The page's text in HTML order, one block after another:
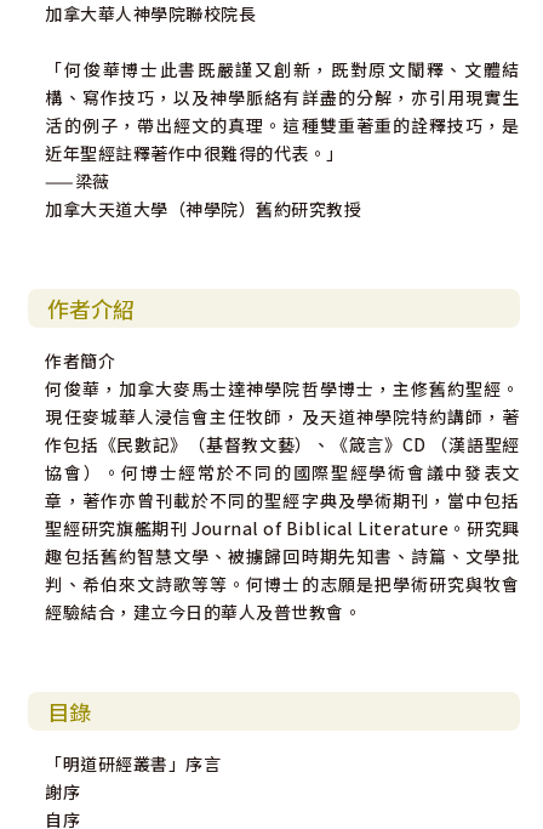
加拿大華人神學院聯校院長
「何俊華博士此書既嚴謹又創新，既對原文闡釋、文體結
構、寫作技巧，以及神學脈絡有詳盡的分解，亦引用現實生
活的例子，帶出經文的真理。這種雙重著重的詮釋技巧，是
近年聖經註釋著作中很難得的代表。」
——梁薇
加拿大天道大學（神學院）舊約研究教授
作者介紹
作者簡介
何俊華，加拿大麥馬士達神學院哲學博士，主修舊約聖經。
現任麥城華人浸信會主任牧師，及天道神學院特約講師，著
作包括《民數記》（基督教文藝）、《箴言》CD （漢語聖經
協會）。何博士經常於不同的國際聖經學術會議中發表文
章，著作亦曾刊載於不同的聖經字典及學術期刊，當中包括
聖經研究旗艦期刊 Journal of Biblical Literature。研究興
趣包括舊約智慧文學、被擄歸回時期先知書、詩篇、文學批
判、希伯來文詩歌等等。何博士的志願是把學術研究與牧會
經驗結合，建立今日的華人及普世教會。
目錄
「明道研經叢書」序言
謝序
自序